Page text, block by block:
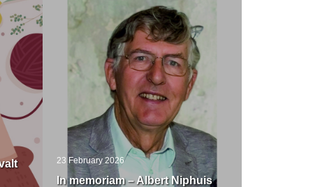
23 February 2026
In memoriam – Albert Niphuis